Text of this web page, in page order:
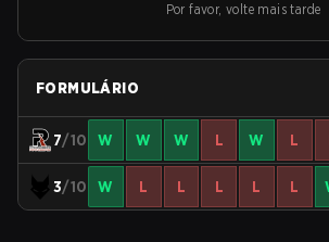
Por favor, volte mais tarde
FORMULÁRIO
7/10 W W W L W L
3/10 W L L L L L